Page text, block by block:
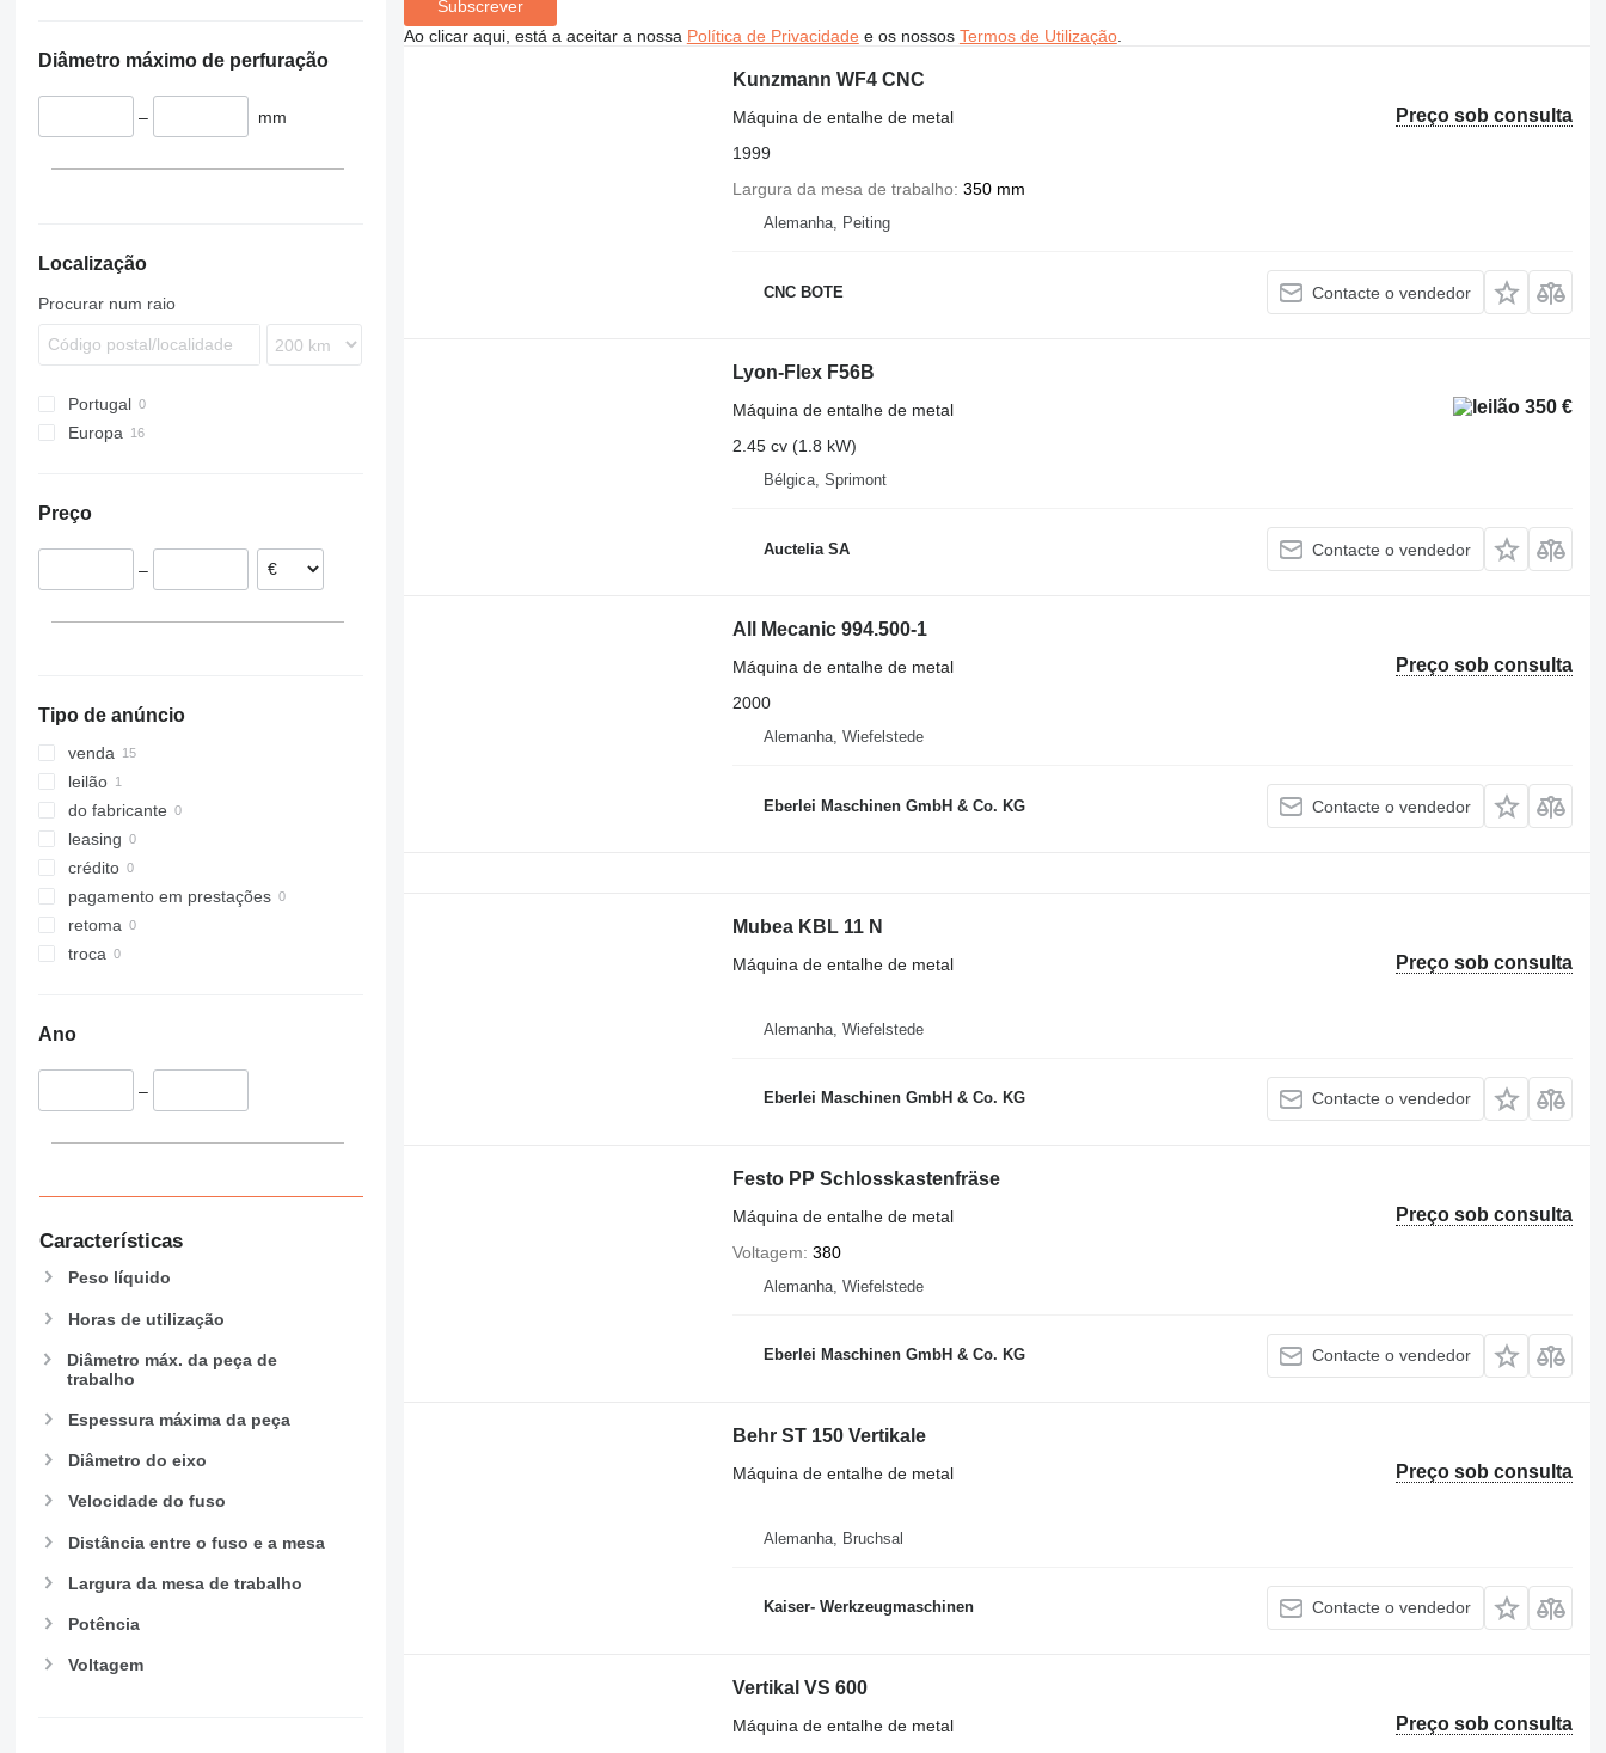
Diâmetro máximo de perfuração
– mm
Localização
Procurar num raio
Portugal
Europa
Bélgica
Preço
–
Tipo de anúncio
venda
leilão
do fabricante
leasing
crédito
pagamento em prestações
retoma
troca
Ano
–
Características
Peso líquido
Horas de utilização
Diâmetro máx. da peça de
trabalho
Espessura máxima da peça
Diâmetro do eixo
Velocidade do fuso
Distância entre o fuso e a mesa
Largura da mesa de trabalho
Potência
Voltagem
Subscrever
Ao clicar aqui, está a aceitar a nossa Política de Privacidade e os nossos Termos de Utilização.
Kunzmann WF4 CNC
Preço sob consulta
Máquina de entalhe de metal
1999
Largura da mesa de trabalho 350 mm
Alemanha, Peiting
CNC BOTE Contacte o vendedor
Lyon-Flex F56B
350 €
Máquina de entalhe de metal
2.45 cv (1.8 kW)
Bélgica, Sprimont
Auctelia SA Contacte o vendedor
All Mecanic 994.500-1
Preço sob consulta
Máquina de entalhe de metal
2000
Alemanha, Wiefelstede
Eberlei Maschinen GmbH & Co. KG Contacte o vendedor
Mubea KBL 11 N
Preço sob consulta
Máquina de entalhe de metal
Alemanha, Wiefelstede
Eberlei Maschinen GmbH & Co. KG Contacte o vendedor
Festo PP Schlosskastenfräse
Preço sob consulta
Máquina de entalhe de metal
Voltagem 380
Alemanha, Wiefelstede
Eberlei Maschinen GmbH & Co. KG Contacte o vendedor
Behr ST 150 Vertikale
Preço sob consulta
Máquina de entalhe de metal
Alemanha, Bruchsal
Kaiser- Werkzeugmaschinen Contacte o vendedor
Vertikal VS 600
Preço sob consulta
Máquina de entalhe de metal